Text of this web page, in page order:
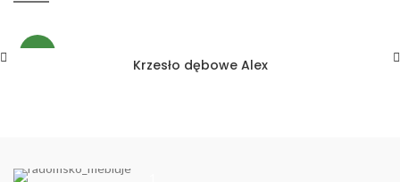
Krzesło dębowe Alex